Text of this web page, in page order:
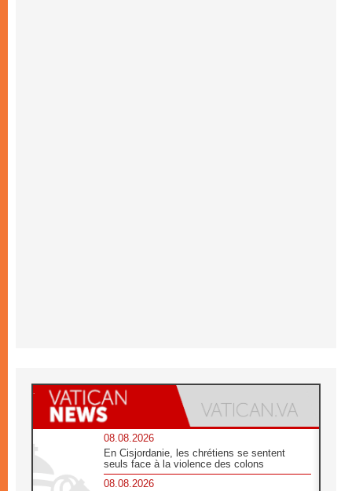
08.08.2026
En Cisjordanie, les chrétiens se sentent
seuls face à la violence des colons
08.08.2026